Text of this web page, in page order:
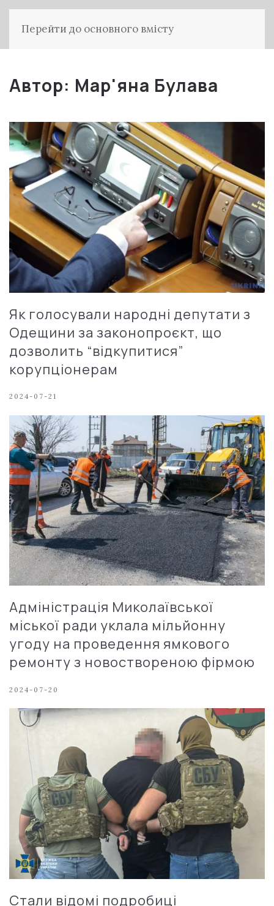
Перейти до основного вмісту
Автор: Мар'яна Булава
Як голосували народні депутати з
Одещини за законопроєкт, що
дозволить “відкупитися”
корупціонерам
2024-07-21
Адміністрація Миколаївської
міської ради уклала мільйонну
угоду на проведення ямкового
ремонту з новоствореною фірмою
2024-07-20
Стали відомі подробиці